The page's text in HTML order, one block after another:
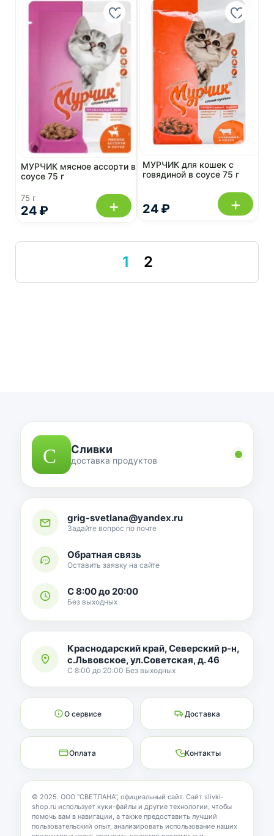
24 ₽
МУРЧИК мясное ассорти в
соусе 75 г
75 г + 24 ₽
МУРЧИК для кошек с
говядиной в соусе 75 г
+
1 2
Сливки
доставка продуктов
grig-svetlana@yandex.ru
Задайте вопрос по почте
Обратная связь
Оставить заявку на сайте
С 8:00 до 20:00
Без выходных
Краснодарский край, Северский р-н,
с.Львовское, ул.Советская, д. 46
С 8:00 до 20:00 Без выходных
О сервисе Доставка
Оплата Контакты
© 2025. ООО "СВЕТЛАНА", официальный сайт. Сайт slivki-
shop.ru использует куки-файлы и другие технологии, чтобы
помочь вам в навигации, а также предоставить лучший
пользовательский опыт, анализировать использование наших